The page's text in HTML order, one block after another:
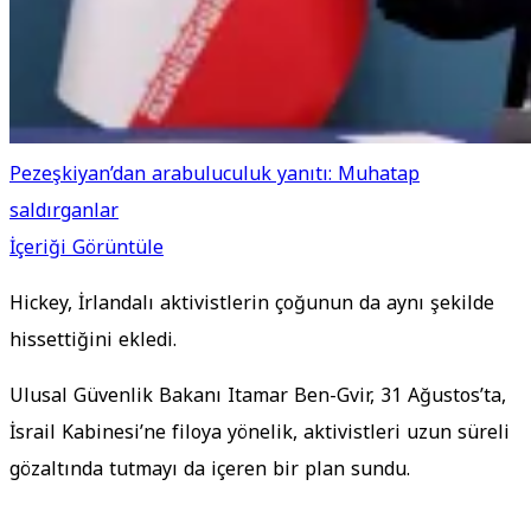
Pezeşkiyan’dan arabuluculuk yanıtı: Muhatap
saldırganlar
İçeriği Görüntüle
Hickey, İrlandalı aktivistlerin çoğunun da aynı şekilde
hissettiğini ekledi.
Ulusal Güvenlik Bakanı Itamar Ben-Gvir, 31 Ağustos’ta,
İsrail Kabinesi’ne filoya yönelik, aktivistleri uzun süreli
gözaltında tutmayı da içeren bir plan sundu.